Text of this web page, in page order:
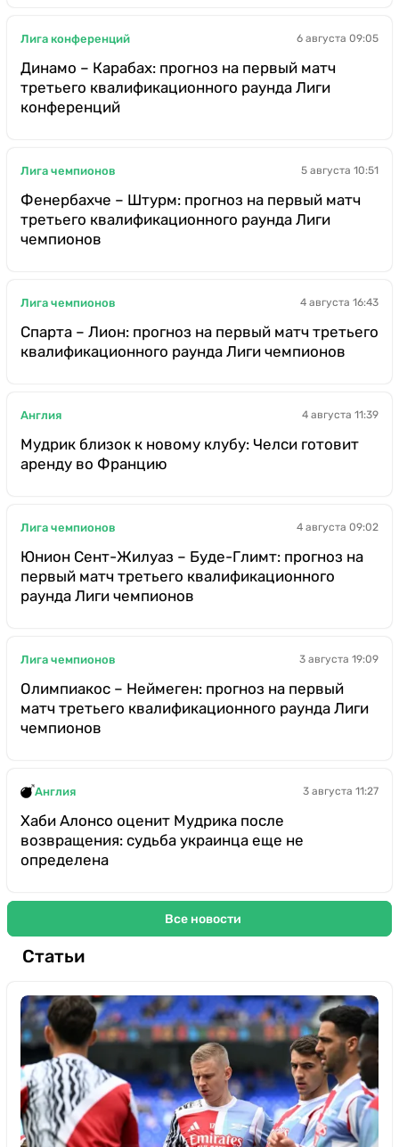
Лига конференций 6 августа 09:05
Динамо – Карабах: прогноз на первый матч
третьего квалификационного раунда Лиги
конференций
Лига чемпионов 5 августа 10:51
Фенербахче – Штурм: прогноз на первый матч
третьего квалификационного раунда Лиги
чемпионов
Лига чемпионов 4 августа 16:43
Спарта – Лион: прогноз на первый матч третьего
квалификационного раунда Лиги чемпионов
Англия 4 августа 11:39
Мудрик близок к новому клубу: Челси готовит
аренду во Францию
Лига чемпионов 4 августа 09:02
Юнион Сент-Жилуаз – Буде-Глимт: прогноз на
первый матч третьего квалификационного
раунда Лиги чемпионов
Лига чемпионов 3 августа 19:09
Олимпиакос – Неймеген: прогноз на первый
матч третьего квалификационного раунда Лиги
чемпионов
Англия 3 августа 11:27
Хаби Алонсо оценит Мудрика после
возвращения: судьба украинца еще не
определена
Все новости
Статьи